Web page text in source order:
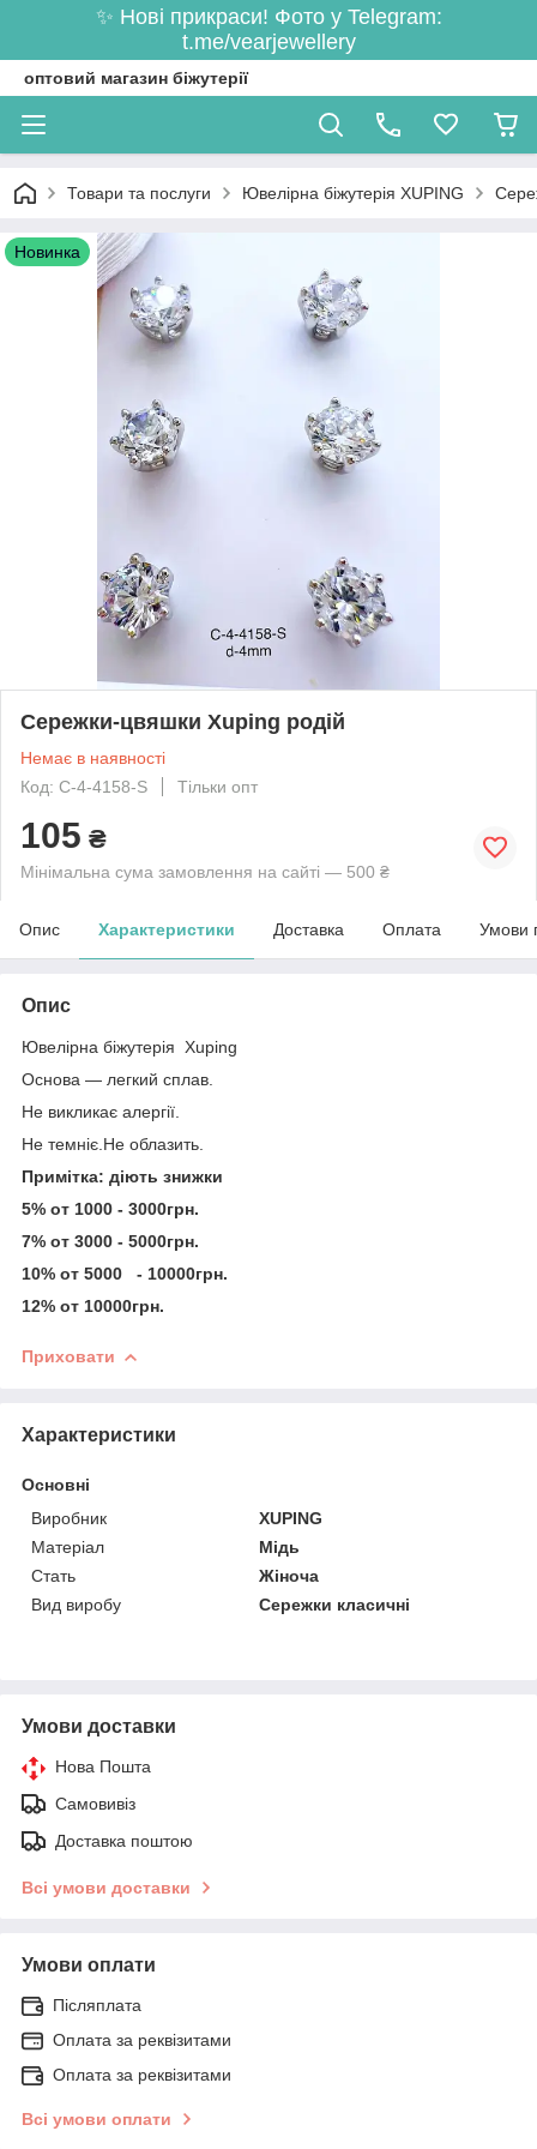
✨ Нові прикраси! Фото у Telegram:
t.me/vearjewellery
оптовий магазин біжутерії
Товари та послуги Ювелірна біжутерія XUPING
Новинка
Сережки-цвяшки Xuping родій
Немає в наявності
Код: C-4-4158-S
Тільки опт
105 ₴
Мінімальна сума замовлення на сайті — 500 ₴
Опис Характеристики Доставка Оплата Умови
Опис
Ювелірна біжутерія Xuping
Основа — легкий сплав.
Не викликає алергії.
Не темніє.Не облазить.
Примітка: діють знижки
5% от 1000 - 3000грн.
7% от 3000 - 5000грн.
10% от 5000 - 10000грн.
12% от 10000грн.
Приховати
Характеристики
Основні
Виробник
XUPING
Матеріал
Мідь
Стать
Жіноча
Вид виробу
Сережки класичні
Умови доставки
Нова Пошта
Самовивіз
Доставка поштою
Всі умови доставки
Умови оплати
Післяплата
Оплата за реквізитами
Оплата за реквізитами
Всі умови оплати